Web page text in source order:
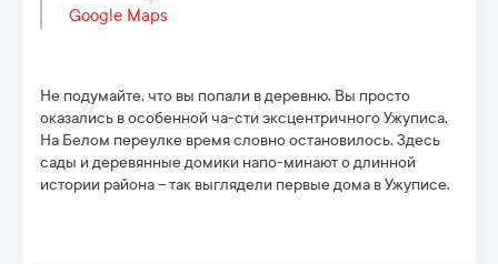
Не подумайте, что вы попали в деревню. Вы просто
оказались в особенной ча-сти эксцентричного Ужуписа.
На Белом переулке время словно остановилось. Здесь
сады и деревянные домики напо-минают о длинной
истории района – так выглядели первые дома в Ужуписе.
Google Maps